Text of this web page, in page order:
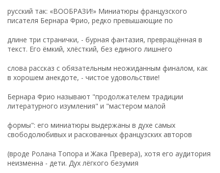
русский так: «ВООБРАЗИ!» Миниатюры французского
писателя Бернара Фрио, редко превышающие по
длине три странички, - бурная фантазия, превращённая в
текст. Его ёмкий, хлёсткий, без единого лишнего
слова рассказ с обязательным неожиданным финалом, как
в хорошем анекдоте, - чистое удовольствие!
Бернара Фрио называют "продолжателем традиции
литературного изумления" и "мастером малой
формы": его миниатюры выдержаны в духе самых
свободолюбивых и раскованных французских авторов
(вроде Ролана Топора и Жака Превера), хотя его аудитория
неизменна - дети. Дух лёгкого безумия